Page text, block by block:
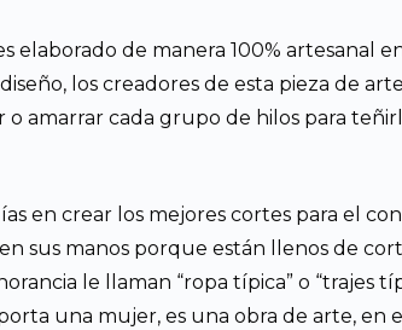
de manera 100% artesanal
los creadores de esta pieza de
amarrar cada grupo de hilos para
en crear los mejores cortes para el
sus manos porque están llenos de
le llaman “ropa típica” o “trajes
una mujer, es una obra de arte, en